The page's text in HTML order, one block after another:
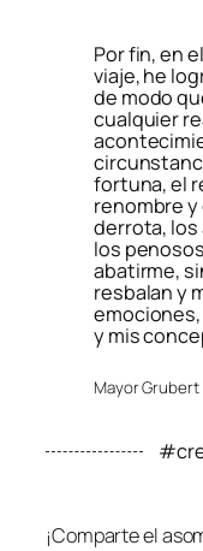
Por fin, en
viaje, he
de modo
cualquier
fortuna, el
renombre y
derrota,
los
abatirme,
resbalan y
y mis
Mayor
¡Comparte el